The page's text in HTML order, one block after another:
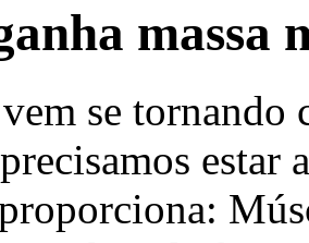
massa
vem se tornando
estar